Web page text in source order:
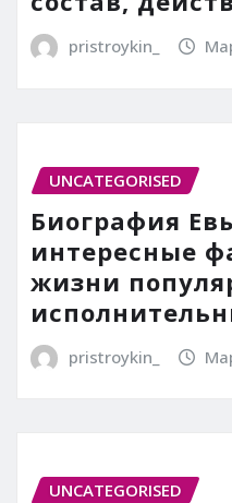
pristroykin_
UNCATEGORISED
Биография
интересные
жизни
pristroykin_
UNCATEGORISED